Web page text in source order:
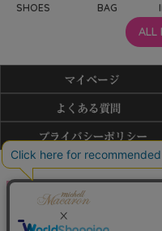
SHOES BAG
ALL
利用規約